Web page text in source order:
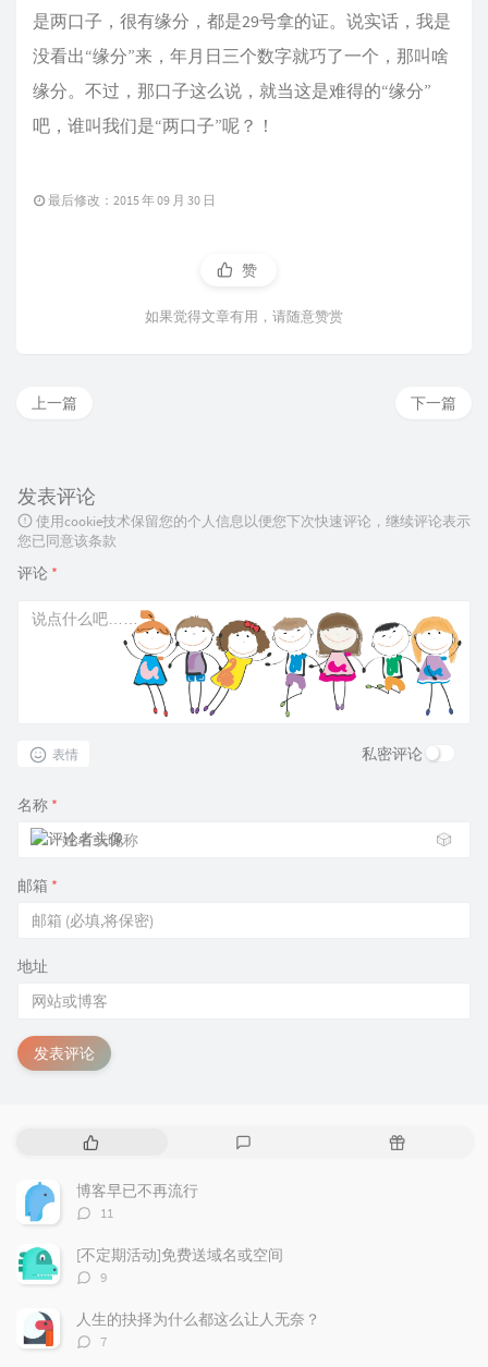
是两口子，很有缘分，都是29号拿的证。说实话，我是
没看出“缘分”来，年月日三个数字就巧了一个，那叫啥
缘分。不过，那口子这么说，就当这是难得的“缘分”
吧，谁叫我们是“两口子”呢？！
最后修改：2015 年 09 月 30 日
赞
如果觉得文章有用，请随意赞赏
下一篇
上一篇
发表评论
使用cookie技术保留您的个人信息以便您下次快速评论，继续评论表示
您已同意该条款
评论 *
表情 私密评论
名称 *
🎲
邮箱 *
地址
发表评论
热
文
章
随
博客早已不再流行
评
数：
11
[不定期活动]免费送域名或空间
评
数：
9
人生的抉择为什么都这么让人无奈？
评
7